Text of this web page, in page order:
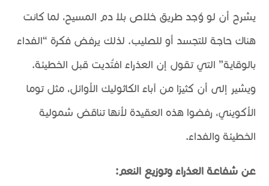
يشرح أن لو وُجد طريق خلاص بلا دم المسيح، لما كانت
هناك حاجة للتجسد أو للصليب. لذلك يرفض فكرة “الفداء
بالوقاية” التي تقول إن العذراء افتُديت قبل الخطيئة.
ويشير إلى أن كثيرًا من آباء الكاثوليك الأوائل، مثل توما
الأكويني، رفضوا هذه العقيدة لأنها تناقض شمولية
الخطيئة والفداء.
عن شفاعة العذراء وتوزيع النعم: